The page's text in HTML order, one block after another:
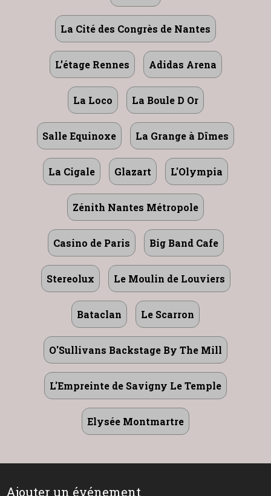
La Cité des Congrès de Nantes
L’étage Rennes Adidas Arena
La Loco La Boule D Or
Salle Equinoxe La Grange à Dîmes
La Cigale Glazart L'Olympia
Zénith Nantes Métropole
Casino de Paris Big Band Cafe
Stereolux Le Moulin de Louviers
Bataclan Le Scarron
O'Sullivans Backstage By The Mill
L'Empreinte de Savigny Le Temple
Elysée Montmartre
Ajouter un événement